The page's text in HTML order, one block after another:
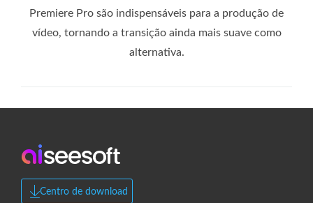
Premiere Pro são indispensáveis ​​para a produção de
vídeo, tornando a transição ainda mais suave como
alternativa.
Centro de download